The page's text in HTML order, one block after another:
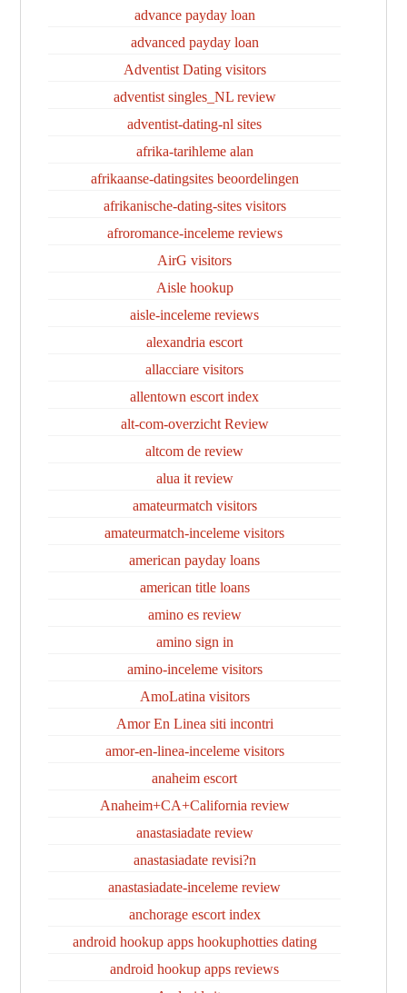
advance payday loan
advanced payday loan
Adventist Dating visitors
adventist singles_NL review
adventist-dating-nl sites
afrika-tarihleme alan
afrikaanse-datingsites beoordelingen
afrikanische-dating-sites visitors
afroromance-inceleme reviews
AirG visitors
Aisle hookup
aisle-inceleme reviews
alexandria escort
allacciare visitors
allentown escort index
alt-com-overzicht Review
altcom de review
alua it review
amateurmatch visitors
amateurmatch-inceleme visitors
american payday loans
american title loans
amino es review
amino sign in
amino-inceleme visitors
AmoLatina visitors
Amor En Linea siti incontri
amor-en-linea-inceleme visitors
anaheim escort
Anaheim+CA+California review
anastasiadate review
anastasiadate revisi?n
anastasiadate-inceleme review
anchorage escort index
android hookup apps hookuphotties dating
android hookup apps reviews